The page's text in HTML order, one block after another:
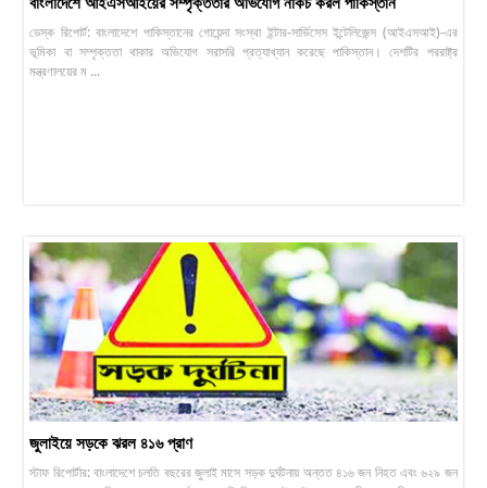
ডেস্ক রিপোর্ট: বাংলাদেশে পাকিস্তানের গোয়েন্দা সংস্থা ইন্টার-সার্ভিসেস ইন্টেলিজেন্স (আইএসআই)-এর
ভূমিকা বা সম্পৃক্ততা থাকার অভিযোগ সরাসরি প্রত্যাখ্যান করেছে পাকিস্তান। দেশটির পররাষ্ট্র
মন্ত্রণালয়ের ম ...
জুলাইয়ে সড়কে ঝরল ৪১৬ প্রাণ
স্টাফ রিপোর্টার: বাংলাদেশে চলতি বছরের জুলাই মাসে সড়ক দুর্ঘটনায় অন্তত ৪১৬ জন নিহত এবং ৬২৯ জন